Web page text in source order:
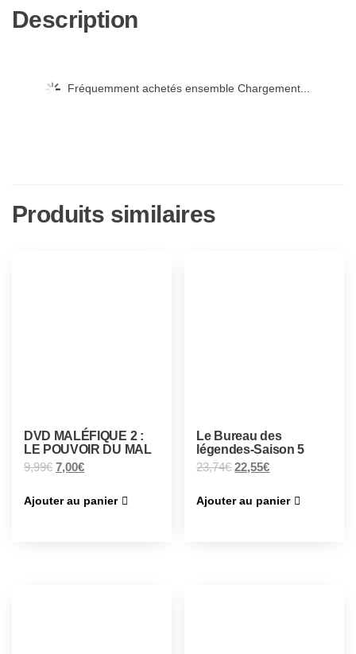
à
Description
Fréquemment achetés ensemble Chargement...
Produits similaires
DVD MALÉFIQUE 2 :
LE POUVOIR DU MAL
9,99€ 7,00€
Ajouter au panier
Le Bureau des
légendes-Saison 5
23,74€ 22,55€
Ajouter au panier